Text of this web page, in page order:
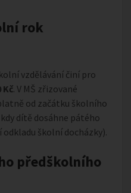
rok
vzdělávání činí pro
Kč. V MŠ zřizované
od začátku školního
dítě dosáhne pátého
odkladu školní docházky).
předškolního